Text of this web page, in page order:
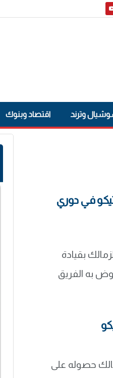
وترند اقتصاد وبنوك
في دوري
بقيادة
به الفريق
حصوله على